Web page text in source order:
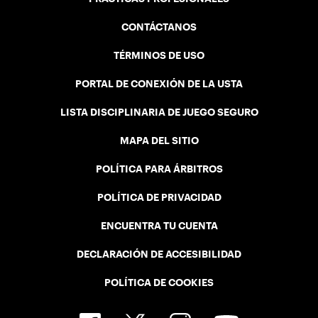
CONTÁCTANOS
TÉRMINOS DE USO
PORTAL DE CONEXIÓN DE LA USTA
LISTA DISCIPLINARIA DE JUEGO SEGURO
MAPA DEL SITIO
POLÍTICA PARA ÁRBITROS
POLÍTICA DE PRIVACIDAD
ENCUENTRA TU CUENTA
DECLARACIÓN DE ACCESIBILIDAD
POLÍTICA DE COOKIES